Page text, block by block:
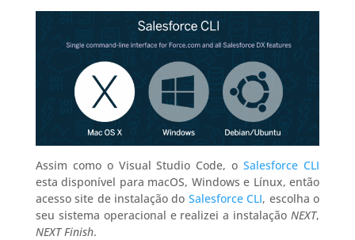
Assim como o Visual Studio Code, oSalesforce CLI
esta disponível para macOS, Windows e Línux, então
acesso site de instalação do Salesforce CLI, escolha o
seu sistema operacional e realizei a instalaçãoNEXT,
NEXT Finish.